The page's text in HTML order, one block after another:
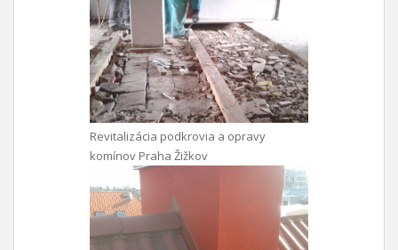
Revitalizácia podkrovia a opravy
komínov Praha Žižkov